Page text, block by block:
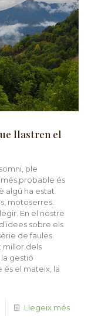
llastren el
ple
més probable és
algú ha estat
motoserres.
En el nostre
sobre els
de faules
millor dels
gestió
és el mateix, la
Llegeix més